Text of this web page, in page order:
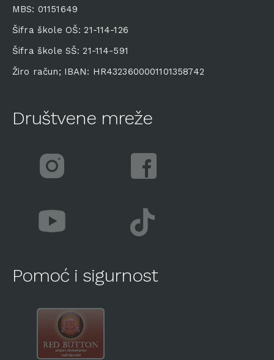
MBS: 01151649
Šifra škole OŠ: 21-114-126
Šifra škole SŠ: 21-114-591
Žiro račun; IBAN: HR4323600001101358742
Društvene mreže
Pomoć i sigurnost